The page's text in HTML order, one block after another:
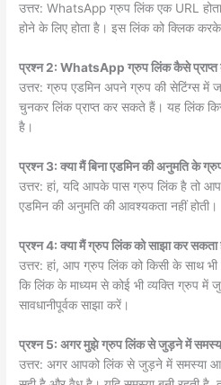
उत्तर: WhatsApp ग्रुप लिंक एक URL
होने के लिए होता है। इस लिंक को क्लिक
प्रश्न 2: WhatsApp ग्रुप लिंक कैसे प्राप्त
उत्तर: ग्रुप एडमिन अपने ग्रुप की सेटिंग्स में
चुनकर लिंक प्राप्त कर सकते हैं। यह लिंक
है।
प्रश्न 3: क्या मैं बिना एडमिन की अनुमति के
उत्तर: हां, यदि आपके पास ग्रुप लिंक है तो
एडमिन की अनुमति की आवश्यकता नहीं होती।
प्रश्न 4: क्या मैं ग्रुप लिंक को साझा कर सकता
उत्तर: हां, आप ग्रुप लिंक को किसी के साथ
कि लिंक के माध्यम से कोई भी व्यक्ति ग्रुप में
सावधानीपूर्वक साझा करें।
प्रश्न 5: अगर मुझे ग्रुप लिंक से जुड़ने में
उत्तर: अगर आपको लिंक से जुड़ने में समस्या आ